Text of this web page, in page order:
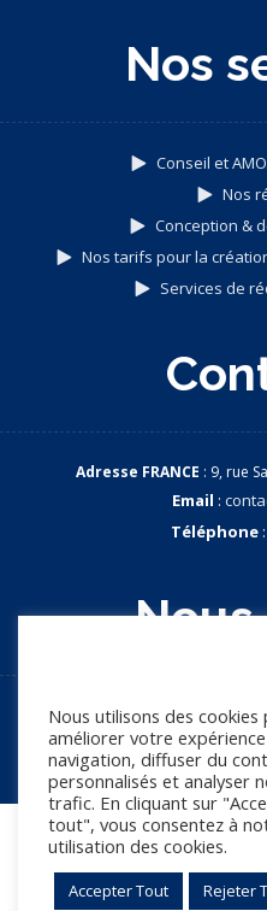
Nos
Conseil et
Nos
Conception &
Nos tarifs pour la
Services de
Adresse FRANCE : 9, rue
Email :
Téléphone :
Nous
© Copyright 2026.
Nous utilisons des cookies
améliorer votre
navigation, diffuser du
personnalisés et analyser
trafic. En cliquant sur
tout", vous consentez à
utilisation des cookies.
Accepter Tout Rejeter